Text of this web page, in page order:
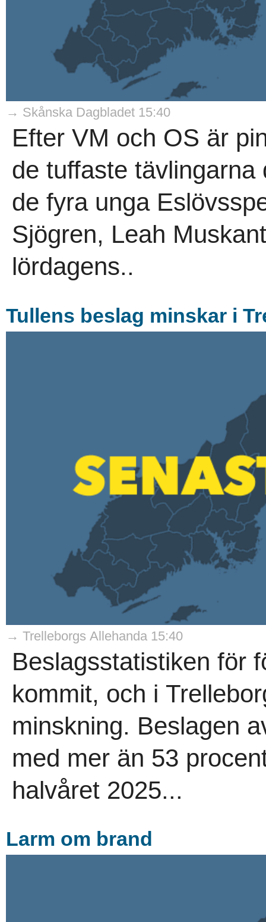
→ Skånska Dagbladet 15:40
Efter VM och OS är
de tuffaste
de fyra unga
Sjögren, Leah
lördagens..
Tullens beslag minskar i
→ Trelleborgs Allehanda 15:40
Beslagsstatistiken för
kommit, och i
minskning. Beslagen
med mer än 53
halvåret 2025...
Larm om brand